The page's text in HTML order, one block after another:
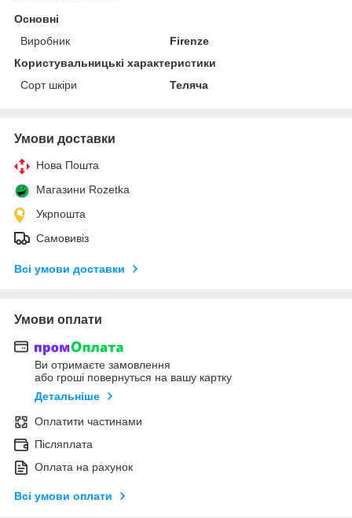
Основні
Виробник
Firenze
Користувальницькі характеристики
Сорт шкіри
Теляча
Умови доставки
Нова Пошта
Магазини Rozetka
Укрпошта
Самовивіз
Всі умови доставки
Умови оплати
Ви отримаєте замовлення
або гроші повернуться на вашу картку
Детальніше
Оплатити частинами
Післяплата
Оплата на рахунок
Всі умови оплати